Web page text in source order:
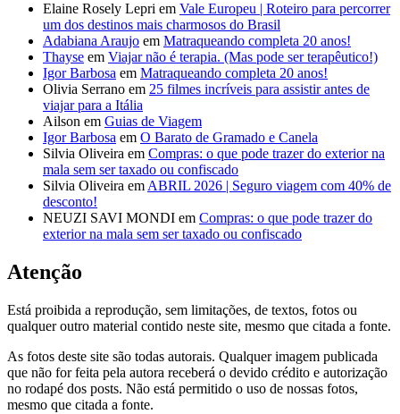
Elaine Rosely Lepri em Vale Europeu | Roteiro para percorrer
um dos destinos mais charmosos do Brasil
Adabiana Araujo em Matraqueando completa 20 anos!
Thayse em Viajar não é terapia. (Mas pode ser terapêutico!)
Igor Barbosa em Matraqueando completa 20 anos!
Olivia Serrano em 25 filmes incríveis para assistir antes de
viajar para a Itália
Ailson em Guias de Viagem
Igor Barbosa em O Barato de Gramado e Canela
Silvia Oliveira em Compras: o que pode trazer do exterior na
mala sem ser taxado ou confiscado
Silvia Oliveira em ABRIL 2026 | Seguro viagem com 40% de
desconto!
NEUZI SAVI MONDI em Compras: o que pode trazer do
exterior na mala sem ser taxado ou confiscado
Atenção
Está proibida a reprodução, sem limitações, de textos, fotos ou
qualquer outro material contido neste site, mesmo que citada a fonte.
As fotos deste site são todas autorais. Qualquer imagem publicada
que não for feita pela autora receberá o devido crédito e autorização
no rodapé dos posts. Não está permitido o uso de nossas fotos,
mesmo que citada a fonte.